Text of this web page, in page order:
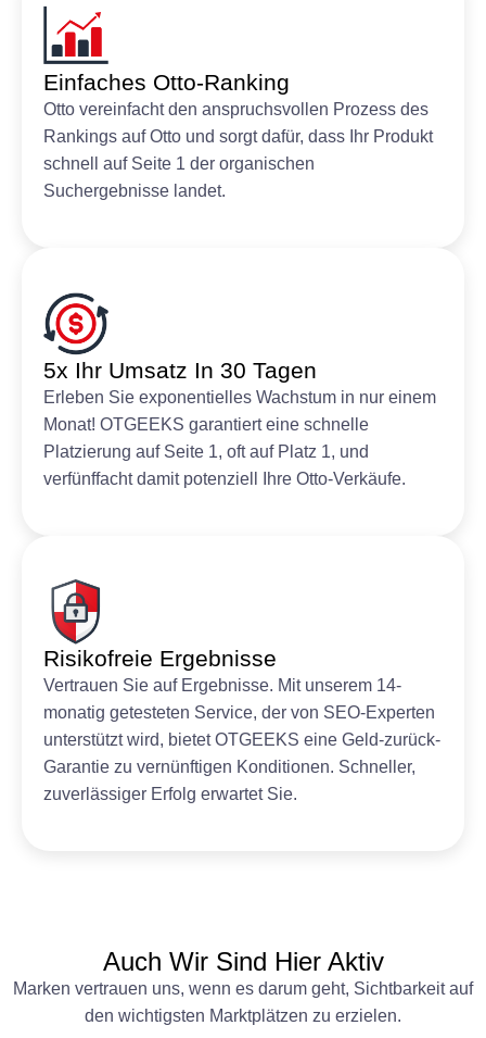
Einfaches Otto-Ranking
Otto vereinfacht den anspruchsvollen Prozess des
Rankings auf Otto und sorgt dafür, dass Ihr Produkt
schnell auf Seite 1 der organischen
Suchergebnisse landet.
5x Ihr Umsatz In 30 Tagen
Erleben Sie exponentielles Wachstum in nur einem
Monat! OTGEEKS garantiert eine schnelle
Platzierung auf Seite 1, oft auf Platz 1, und
verfünffacht damit potenziell Ihre Otto-Verkäufe.
Risikofreie Ergebnisse
Vertrauen Sie auf Ergebnisse. Mit unserem 14-
monatig getesteten Service, der von SEO-Experten
unterstützt wird, bietet OTGEEKS eine Geld-zurück-
Garantie zu vernünftigen Konditionen. Schneller,
zuverlässiger Erfolg erwartet Sie.
Auch Wir Sind Hier Aktiv
Marken vertrauen uns, wenn es darum geht, Sichtbarkeit auf
den wichtigsten Marktplätzen zu erzielen.